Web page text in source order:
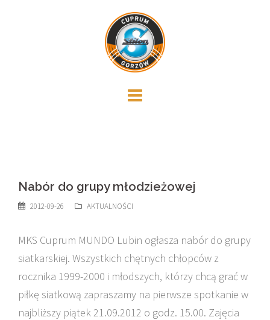
Nabór do grupy młodzieżowej
2012-09-26 AKTUALNOŚCI
MKS Cuprum MUNDO Lubin ogłasza nabór do grupy
siatkarskiej. Wszystkich chętnych chłopców z
rocznika 1999-2000 i młodszych, którzy chcą grać w
piłkę siatkową zapraszamy na pierwsze spotkanie w
najbliższy piątek 21.09.2012 o godz. 15.00. Zajęcia